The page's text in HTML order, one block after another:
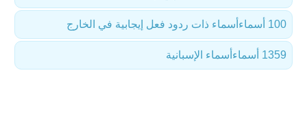
أسماء ذات ردود فعل إيجابية في الخارج 100 أسماء
أسماء الإسبانية 1359 أسماء